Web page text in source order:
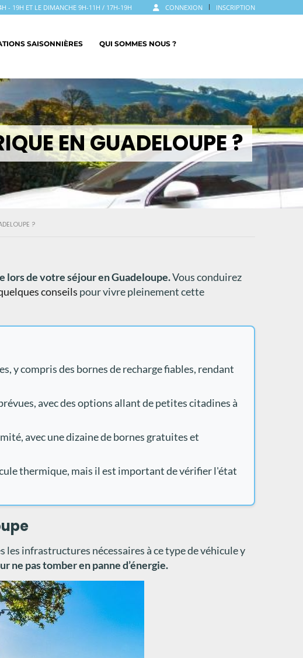
CONNEXION INSCRIPTION
- 19H ET LE DIMANCHE 9H-11H / 17H-19H
SAISONNIÈRES QUI SOMMES NOUS ?
EN GUADELOUPE ?
?
lors de votre séjour en Guadeloupe.Vous conduirez
conseils pour vivre pleinement cette
y compris des bornes de recharge fiables, rendant
avec des options allant de petites citadines à
avec une dizaine de bornes gratuites et
thermique, mais il est important de vérifier l'état
infrastructures nécessaires à ce type de véhicule y
ne pas tomber en panne d’énergie.